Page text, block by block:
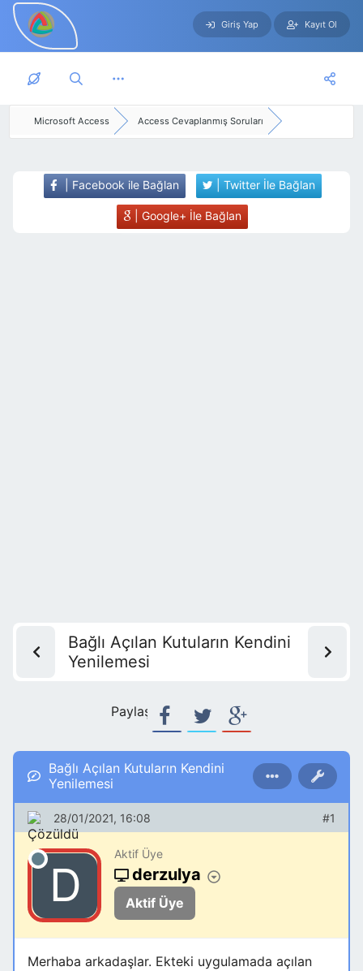
Skip to main content
Giriş Yap Kayıt Ol
Microsoft Access Access Cevaplanmış Soruları
| Facebook ile Bağlan | Twitter İle Bağlan
| Google+ İle Bağlan
Bağlı Açılan Kutuların Kendini
Yenilemesi
Paylaş:
Bağlı Açılan Kutuların Kendini
Yenilemesi
28/01/2021, 16:08 #1
Aktif Üye
derzulya
Aktif Üye
Merhaba arkadaşlar. Ekteki uygulamada açılan